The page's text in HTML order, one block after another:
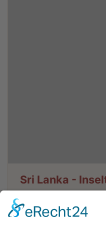
Sri Lanka -
Reisen